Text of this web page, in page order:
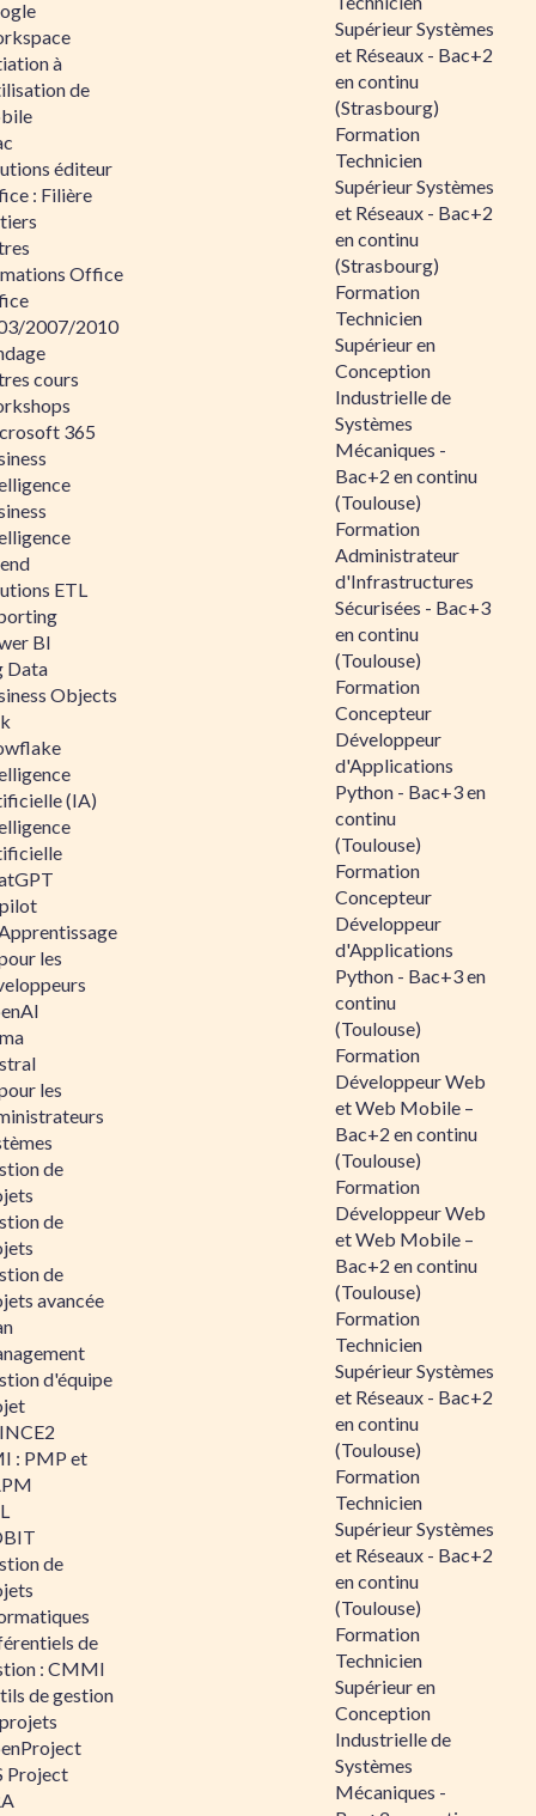
à
de
éditeur
: Filière
Office
2007/2010
cours
365
ETL
BI
Data
Objects
(IA)
les
les
de
de
de
avancée
d'équipe
: PMP et
de
de
: CMMI
de gestion
Project
Supérieur Systèmes
et Réseaux - Bac+2
en continu
(Strasbourg)
Formation
Technicien
Supérieur Systèmes
et Réseaux - Bac+2
en continu
(Strasbourg)
Formation
Technicien
Supérieur en
Conception
Industrielle de
Systèmes
Mécaniques -
Bac+2 en continu
(Toulouse)
Formation
Administrateur
d'Infrastructures
Sécurisées - Bac+3
en continu
(Toulouse)
Formation
Concepteur
Développeur
d'Applications
Python - Bac+3 en
continu
(Toulouse)
Formation
Concepteur
Développeur
d'Applications
Python - Bac+3 en
continu
(Toulouse)
Formation
Développeur Web
et Web Mobile –
Bac+2 en continu
(Toulouse)
Formation
Développeur Web
et Web Mobile –
Bac+2 en continu
(Toulouse)
Formation
Technicien
Supérieur Systèmes
et Réseaux - Bac+2
en continu
(Toulouse)
Formation
Technicien
Supérieur Systèmes
et Réseaux - Bac+2
en continu
(Toulouse)
Formation
Technicien
Supérieur en
Conception
Industrielle de
Systèmes
Mécaniques -